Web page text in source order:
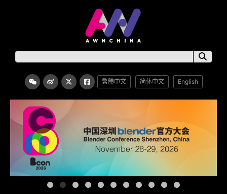
繁體中文 简体中文 English